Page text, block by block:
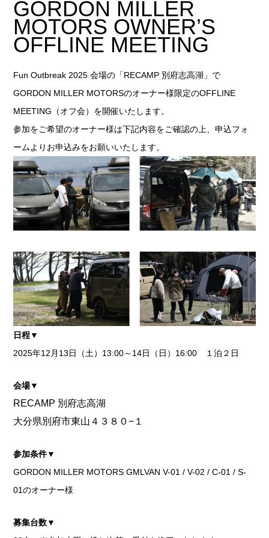
GORDON MILLER
MOTORS OWNER’S
OFFLINE MEETING
Fun Outbreak 2025 会場の「RECAMP 別府志高湖」で
GORDON MILLER MOTORSのオーナー様限定のOFFLINE
MEETING（オフ会）を開催いたします。
参加をご希望のオーナー様は下記内容をご確認の上、申込フォ
ームよりお申込みをお願いいたします。
日程▼
2025年12月13日（土）13:00～14日（日）16:00 １泊２日
会場▼
RECAMP 別府志高湖
大分県別府市東山４３８０−１
参加条件▼
GORDON MILLER MOTORS GMLVAN V-01 / V-02 / C-01 / S-
01のオーナー様
募集台数▼